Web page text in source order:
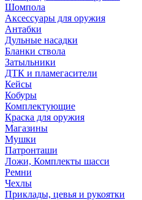
Шомпола
Аксессуары для оружия
Антабки
Дульные насадки
Бланки ствола
Затыльники
ДТК и пламегасители
Кейсы
Кобуры
Комплектующие
Краска для оружия
Магазины
Мушки
Патронташи
Ложи, Комплекты шасси
Ремни
Чехлы
Приклады, цевья и рукоятки